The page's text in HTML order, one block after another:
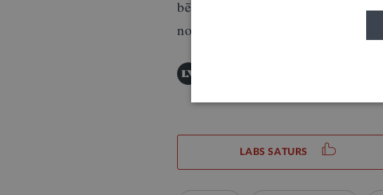
bērniem, izglītojošas STEAM
nodarbinātajiem.
Šī informācija ir publisks paziņojums
LABS SATURS